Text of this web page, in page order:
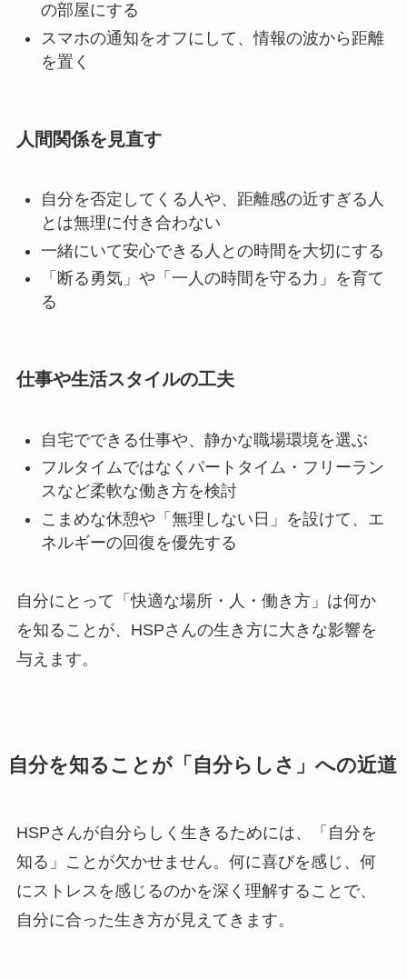
の部屋にする
スマホの通知をオフにして、情報の波から距離
を置く
人間関係を見直す
自分を否定してくる人や、距離感の近すぎる人
とは無理に付き合わない
一緒にいて安心できる人との時間を大切にする
「断る勇気」や「一人の時間を守る力」を育て
る
仕事や生活スタイルの工夫
自宅でできる仕事や、静かな職場環境を選ぶ
フルタイムではなくパートタイム・フリーラン
スなど柔軟な働き方を検討
こまめな休憩や「無理しない日」を設けて、エ
ネルギーの回復を優先する
自分にとって「快適な場所・人・働き方」は何か
を知ることが、HSPさんの生き方に大きな影響を
与えます。
自分を知ることが「自分らしさ」への近道
HSPさんが自分らしく生きるためには、「自分を
知る」ことが欠かせません。何に喜びを感じ、何
にストレスを感じるのかを深く理解することで、
自分に合った生き方が見えてきます。